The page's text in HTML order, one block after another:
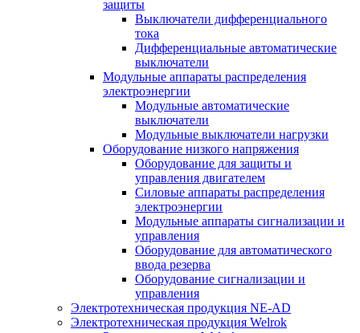
защиты
Выключатели дифференциального
тока
Дифференциальные автоматические
выключатели
Модульные аппараты распределения
электроэнергии
Модульные автоматические
выключатели
Модульные выключатели нагрузки
Оборудование низкого напряжения
Оборудование для защиты и
управления двигателем
Силовые аппараты распределения
электроэнергии
Модульные аппараты сигнализации и
управления
Оборудование для автоматического
ввода резерва
Оборудование сигнализации и
управления
Электротехническая продукция NE-AD
Электротехническая продукция Welrok